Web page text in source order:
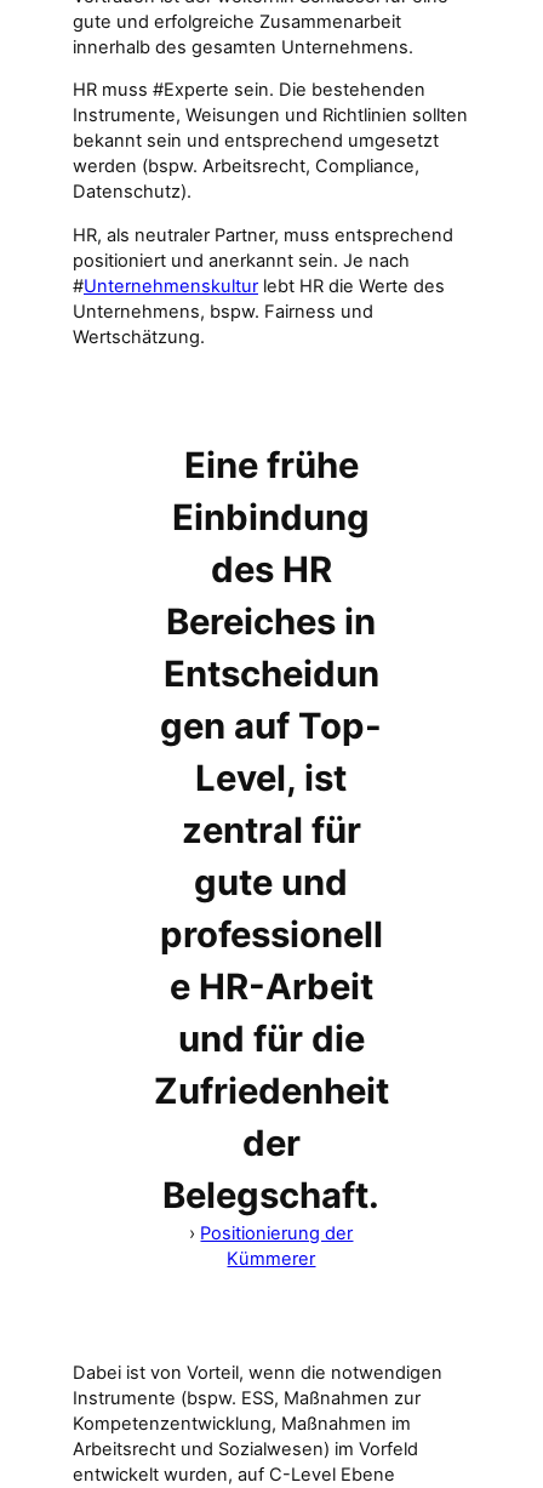
gute und erfolgreiche Zusammenarbeit
innerhalb des gesamten Unternehmens.
HR muss #Experte sein. Die bestehenden
Instrumente, Weisungen und Richtlinien sollten
bekannt sein und entsprechend umgesetzt
werden (bspw. Arbeitsrecht, Compliance,
Datenschutz).
HR, als neutraler Partner, muss entsprechend
positioniert und anerkannt sein. Je nach
#Unternehmenskultur lebt HR die Werte des
Unternehmens, bspw. Fairness und
Wertschätzung.
Eine frühe
Einbindung
des HR
Bereiches in
Entscheidun
gen auf Top-
Level, ist
zentral für
gute und
professionell
e HR-Arbeit
und für die
Zufriedenheit
der
Belegschaft.
› Positionierung der
Kümmerer
Dabei ist von Vorteil, wenn die notwendigen
Instrumente (bspw. ESS, Maßnahmen zur
Kompetenzentwicklung, Maßnahmen im
Arbeitsrecht und Sozialwesen) im Vorfeld
entwickelt wurden, auf C-Level Ebene